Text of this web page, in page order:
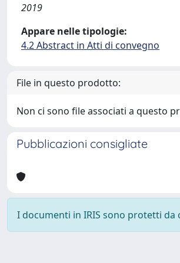
2019
Appare nelle tipologie:
4.2 Abstract in Atti di convegno
File in questo prodotto:
Non ci sono file associati a questo
Pubblicazioni consigliate
I documenti in IRIS sono protetti